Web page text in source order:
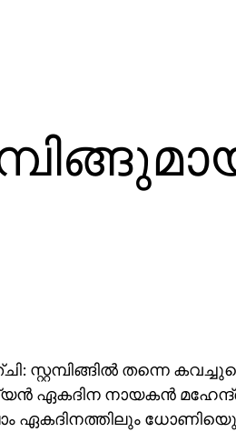
സ്റ്റമ്പിങ്ങില്‍ തന്നെ
ഏകദിന നായകന്‍
ഏകദിനത്തിലും